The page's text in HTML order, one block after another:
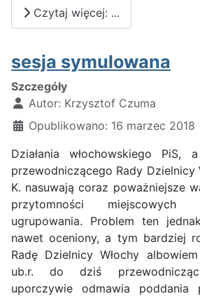
Czytaj więcej: ...
sesja symulowana
Szczegóły
Autor: Krzysztof Czuma
Opublikowano: 16 marzec 2018
Działania włochowskiego PiS,
przewodniczącego Rady Dzielnicy
K. nasuwają coraz poważniejsze
przytomności
ugrupowania. Problem ten
nawet oceniony, a tym bardziej
Radę Dzielnicy Włochy
ub.r. do dziś
uporczywie odmawia poddania